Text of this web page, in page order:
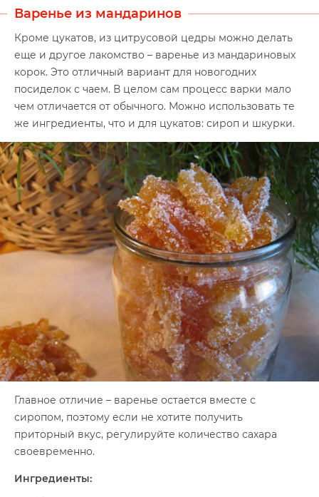
Варенье из мандаринов
Кроме цукатов, из цитрусовой цедры можно делать
еще и другое лакомство – варенье из мандариновых
корок. Это отличный вариант для новогодних
посиделок с чаем. В целом сам процесс варки мало
чем отличается от обычного. Можно использовать те
же ингредиенты, что и для цукатов: сироп и шкурки.
Главное отличие – варенье остается вместе с
сиропом, поэтому если не хотите получить
приторный вкус, регулируйте количество сахара
своевременно.
Ингредиенты: